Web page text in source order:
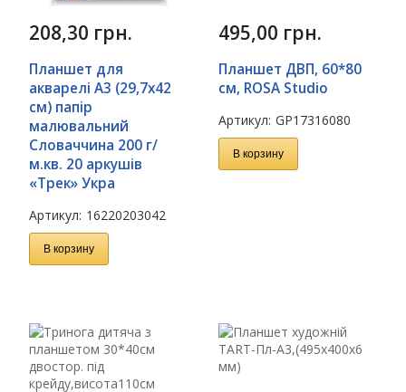
208,30 грн.
Планшет для
акварелі А3 (29,7х42
см) папір
малювальний
Словаччина 200 г/
м.кв. 20 аркушів
«Трек» Укра
Артикул: 16220203042
В корзину
495,00 грн.
Планшет ДВП, 60*80
см, ROSA Studio
Артикул: GP17316080
В корзину